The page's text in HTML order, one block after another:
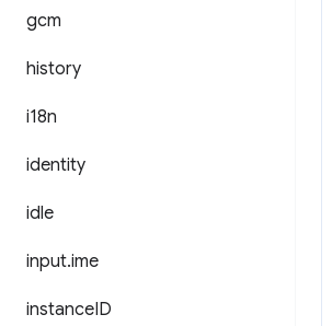
gcm
history
i18n
identity
idle
input.ime
instanceID